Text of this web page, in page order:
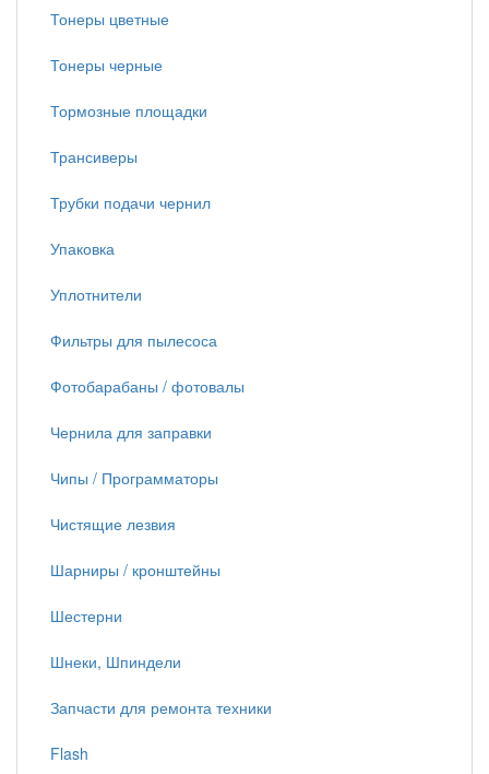
Тонеры цветные
Тонеры черные
Тормозные площадки
Трансиверы
Трубки подачи чернил
Упаковка
Уплотнители
Фильтры для пылесоса
Фотобарабаны / фотовалы
Чернила для заправки
Чипы / Программаторы
Чистящие лезвия
Шарниры / кронштейны
Шестерни
Шнеки, Шпиндели
Запчасти для ремонта техники
Flash